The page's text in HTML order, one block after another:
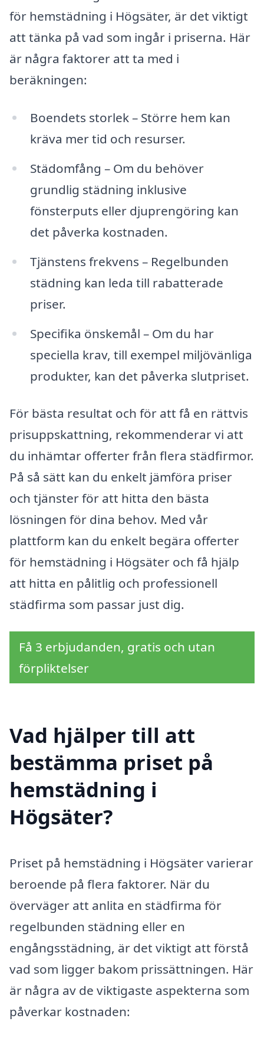
för hemstädning i Högsäter, är det viktigt
att tänka på vad som ingår i priserna. Här
är några faktorer att ta med i
beräkningen:
Boendets storlek – Större hem kan
kräva mer tid och resurser.
Städomfång – Om du behöver
grundlig städning inklusive
fönsterputs eller djuprengöring kan
det påverka kostnaden.
Tjänstens frekvens – Regelbunden
städning kan leda till rabatterade
priser.
Specifika önskemål – Om du har
speciella krav, till exempel miljövänliga
produkter, kan det påverka slutpriset.
För bästa resultat och för att få en rättvis
prisuppskattning, rekommenderar vi att
du inhämtar offerter från flera städfirmor.
På så sätt kan du enkelt jämföra priser
och tjänster för att hitta den bästa
lösningen för dina behov. Med vår
plattform kan du enkelt begära offerter
för hemstädning i Högsäter och få hjälp
att hitta en pålitlig och professionell
städfirma som passar just dig.
Få 3 erbjudanden, gratis och utan
förpliktelser
Vad hjälper till att
bestämma priset på
hemstädning i
Högsäter?
Priset på hemstädning i Högsäter varierar
beroende på flera faktorer. När du
överväger att anlita en städfirma för
regelbunden städning eller en
engångsstädning, är det viktigt att förstå
vad som ligger bakom prissättningen. Här
är några av de viktigaste aspekterna som
påverkar kostnaden: